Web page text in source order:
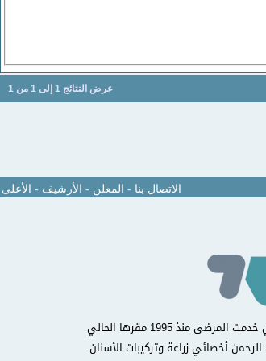
عرض النتائج 1 إلى 1 من 1
الاتصال بنا - المعلن - الأرشيف - الأعلى
منتدى مركز أسنانك الدولي من أوائل المنتديات العربية التي خدمت المرضى منذ 1995 مقرها الحالي
أخصائي زراعة وتركيبات الأسنان .